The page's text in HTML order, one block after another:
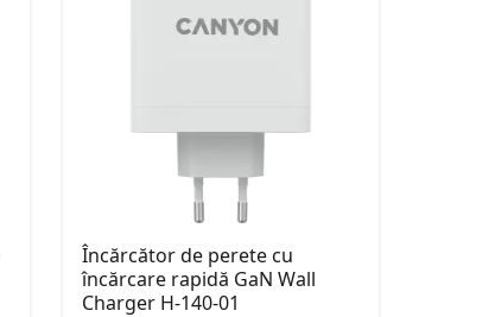
Încărcător de perete cu
încărcare rapidă GaN Wall
Charger H-140-01